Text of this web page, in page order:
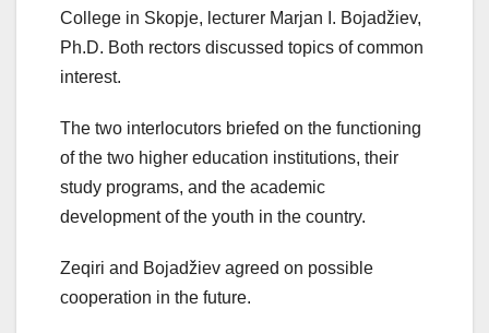
College in Skopje, lecturer Marjan I. Bojadžiev,
Ph.D. Both rectors discussed topics of common
interest.
The two interlocutors briefed on the functioning
of the two higher education institutions, their
study programs, and the academic
development of the youth in the country.
Zeqiri and Bojadžiev agreed on possible
cooperation in the future.